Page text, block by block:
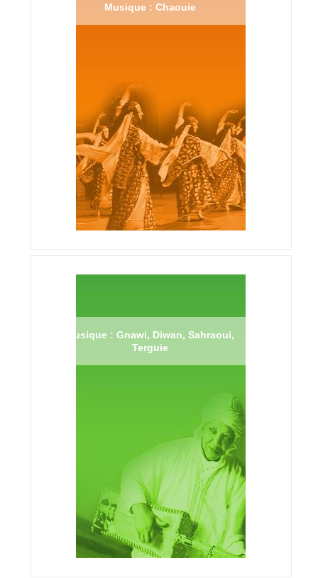
Musique : Chaouie
Musique : Gnawi, Diwan, Sahraoui,
Terguie